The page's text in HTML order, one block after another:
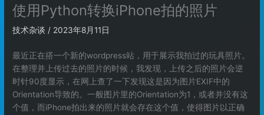
使用Python转换iPhone拍的照片
技术杂谈 / 2023年8月11日
最近正在搭一个新的wordpress站，用于展示我拍过的玩具照片。
在整理并上传过去的照片的时候，我发现，上传之后的照片会逆
时针90度显示，在网上查了一下发现这是因为图片EXIF中的
Orientation导致的。一般图片里的Orientation为1，或者并没有这
个值，而iPhone拍出来的照片就会存在这个值，使得图片以正确